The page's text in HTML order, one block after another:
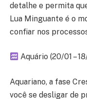
detalhe e permita
Lua Minguante é o
confiar nos
Aquário (20/01 –
Aquariano, a fase
você se desligar de